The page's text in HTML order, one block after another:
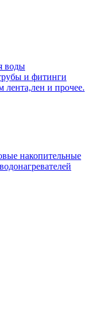
воды
и фитинги
лента,лен и прочее.
накопительные